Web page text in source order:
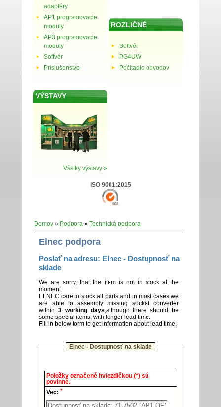
adaptéry
AP1 programovacie
moduly
AP3 programovacie
moduly
Softvér
Príslušenstvo
ROZLIČNÉ
Softvér
PG4UW
Počitadlo obvodov
VÝSTAVY
Všetky výstavy »
ISO 9001:2015
Domov » Podpora » Technická podpora
Elnec podpora
Poslať na adresu: Elnec - Dostupnosť na
sklade
We are sorry, that the item is not in stock at the
moment.
ELNEC care to stock all parts and in most cases we
are able to assembly missing socket converter
within 3 working days,although there should be
some special items, with longer lead time.
Fill in below form to get information about lead time.
Elnec - Dostupnosť na sklade
Elnec
Technická
podpora.
Položky označené hviezdičkou (*) sú
povinné.
Vec: *